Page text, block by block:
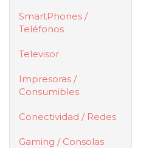
SmartPhones /
Teléfonos
Televisor
Impresoras /
Consumibles
Conectividad / Redes
Gaming / Consolas